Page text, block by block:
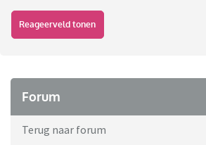
Reageerveld tonen
Forum
Terug naar forum